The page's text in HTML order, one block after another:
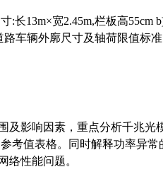
:长13m×宽2.45m,栏板高55cm
路车辆外廓尺寸及轴荷限值标准
及影响因素，重点分析千兆光
考值表格。同时解释功率异
络性能问题。